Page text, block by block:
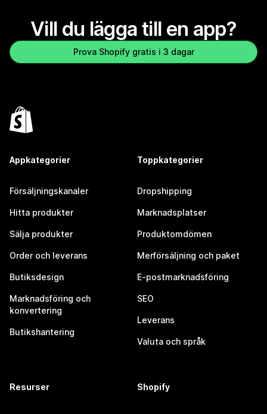
Vill du lägga till en app?
Prova Shopify gratis i 3 dagar
Appkategorier
Försäljningskanaler
Hitta produkter
Sälja produkter
Order och leverans
Butiksdesign
Marknadsföring och
konvertering
Butikshantering
Toppkategorier
Dropshipping
Marknadsplatser
Produktomdömen
Merförsäljning och paket
E-postmarknadsföring
SEO
Leverans
Valuta och språk
Resurser Shopify